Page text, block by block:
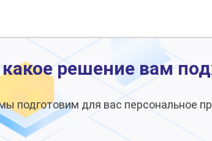
решение вам
подготовим для вас персональное